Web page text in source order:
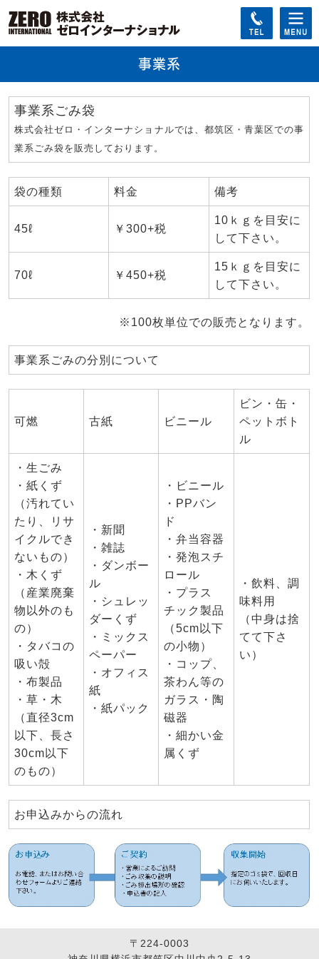
事業系
事業系ごみ袋
株式会社ゼロ・インターナショナルでは、都筑区・青葉区での事
業系ごみ袋を販売しております。
袋の種類 料金 備考
45ℓ ￥300+税
10ｋｇを目安に
して下さい。
70ℓ ￥450+税
15ｋｇを目安に
して下さい。
※100枚単位での販売となります。
事業系ごみの分別について
可燃 古紙 ビニール
ビン・缶・
ペットボト
ル
・生ごみ
・紙くず
（汚れてい
たり、リサ
イクルでき
ないもの）
・木くず
（産業廃棄
物以外のも
の）
・タバコの
吸い殻
・布製品
・草・木
（直径3cm
以下、長さ
30cm以下
のもの）
・新聞
・雑誌
・ダンボー
ル
・シュレッ
ダーくず
・ミックス
ペーパー
・オフィス
紙
・紙パック
・ビニール
・PPバン
ド
・弁当容器
・発泡スチ
ロール
・プラス
チック製品
（5cm以下
の小物）
・コップ、
茶わん等の
ガラス・陶
磁器
・細かい金
属くず
・飲料、調
味料用
（中身は捨
てて下さ
い）
お申込みからの流れ
〒224-0003